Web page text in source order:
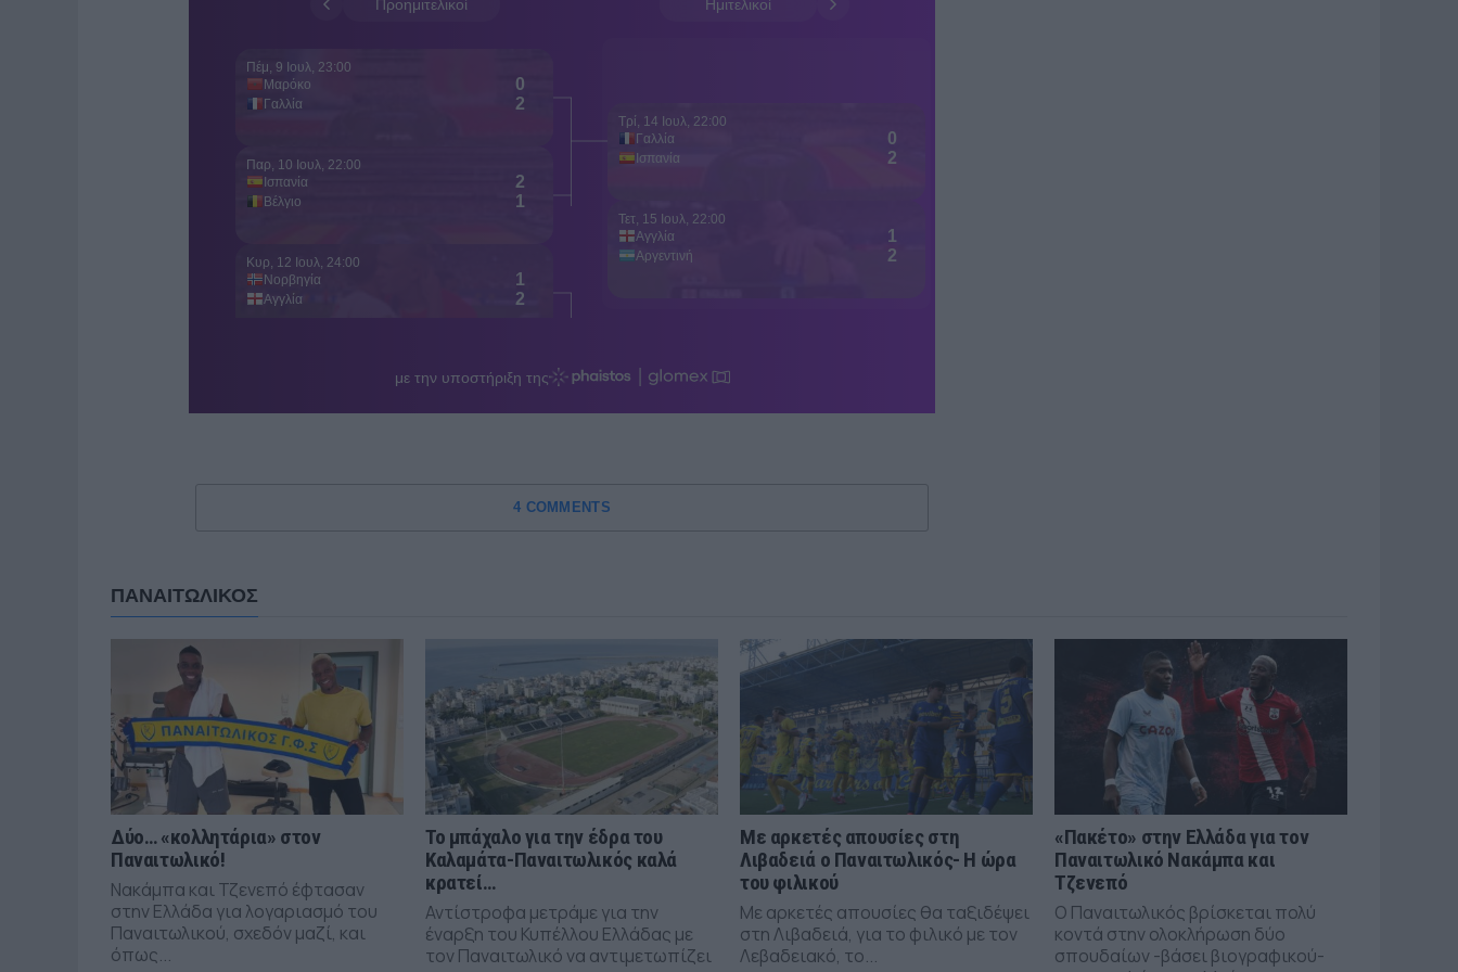
4 COMMENTS
ΠΑΝΑΙΤΩΛΙΚΟΣ
Δύο… «κολλητάρια» στον
Παναιτωλικό!
Νακάμπα και Τζενεπό έφτασαν
στην Ελλάδα για λογαριασμό του
Παναιτωλικού, σχεδόν μαζί, και
όπως...
Το μπάχαλο για την έδρα του
Καλαμάτα-Παναιτωλικός καλά
κρατεί…
Αντίστροφα μετράμε για την
έναρξη του Κυπέλλου Ελλάδας με
τον Παναιτωλικό να αντιμετωπίζει
Με αρκετές απουσίες στη
Λιβαδειά ο Παναιτωλικός- Η ώρα
του φιλικού
Με αρκετές απουσίες θα ταξιδέψει
στη Λιβαδειά, για το φιλικό με τον
Λεβαδειακό, το...
«Πακέτο» στην Ελλάδα για τον
Παναιτωλικό Νακάμπα και
Τζενεπό
Ο Παναιτωλικός βρίσκεται πολύ
κοντά στην ολοκλήρωση δύο
σπουδαίων -βάσει βιογραφικού-